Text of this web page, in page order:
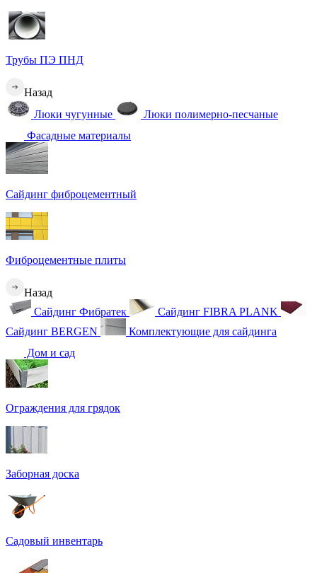
Трубы ПЭ ПНД
Назад
Люки чугунные
Люки полимерно-песчаные
Фасадные материалы
Сайдинг фиброцементный
Фиброцементные плиты
Назад
Сайдинг Фибратек
Сайдинг FIBRA PLANK
Сайдинг BERGEN
Комплектующие для сайдинга
Дом и сад
Ограждения для грядок
Заборная доска
Садовый инвентарь